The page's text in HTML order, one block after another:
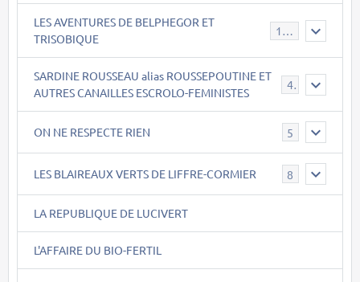
LES AVENTURES DE BELPHEGOR ET
TRISOBIQUE
147
SARDINE ROUSSEAU alias ROUSSEPOUTINE ET
AUTRES CANAILLES ESCROLO-FEMINISTES
40
ON NE RESPECTE RIEN 5
LES BLAIREAUX VERTS DE LIFFRE-CORMIER 8
LA REPUBLIQUE DE LUCIVERT
L'AFFAIRE DU BIO-FERTIL